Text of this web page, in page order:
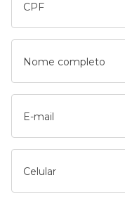
CPF
Nome completo
E-mail
Celular